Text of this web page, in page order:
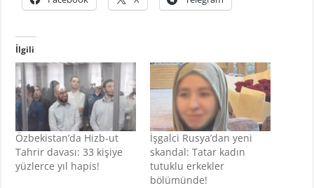
İlgili
Özbekistan’da Hizb-ut
Tahrir davası: 33 kişiye
yüzlerce yıl hapis!
İşgalci Rusya’dan yeni
skandal: Tatar kadın
tutuklu erkekler
bölümünde!